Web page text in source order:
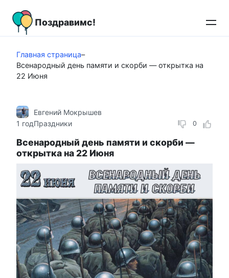
контенту
Поздравимс!
Главная страница–
Всенародный день памяти и скорби — открытка на
22 Июня
0
Евгений Мокрышев
1 годПраздники
Всенародный день памяти и скорби —
открытка на 22 Июня